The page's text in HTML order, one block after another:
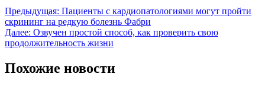
Предыдущая: Пациенты с кардиопатологиями могут пройти
скрининг на редкую болезнь Фабри
Далее: Озвучен простой способ, как проверить свою
продолжительность жизни
Похожие новости